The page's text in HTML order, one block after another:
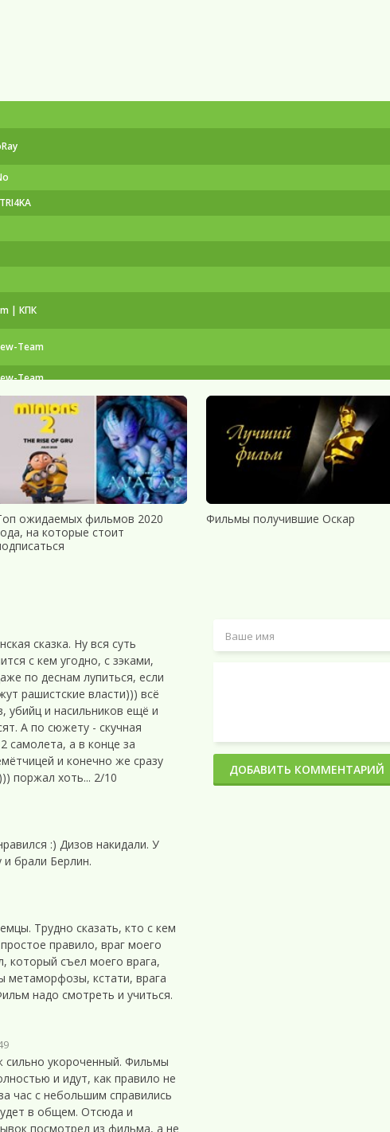
| КПК
Team
Team
720p-LQ]
[H.264/1080p-LQ]
ожидаемых фильмов 2020
на которые стоит
Фильмы получившие Оскар
сказка. Ну вся суть
с кем угодно, с зэками,
по деснам лупиться, если
рашистские власти))) всё
убийц и насильников ещё и
А по сюжету - скучная
самолета, а в конце за
и конечно же сразу
поржал хоть... 2/10
:) Дизов накидали. У
брали Берлин.
Трудно сказать, кто с кем
правило, враг моего
который съел моего врага,
кстати, врага
надо смотреть и учиться.
укороченный. Фильмы
и идут, как правило не
час с небольшим справились
в общем. Отсюда и
посмотрел из фильма, а не
ДОБАВИТЬ КОММЕНТАРИЙ